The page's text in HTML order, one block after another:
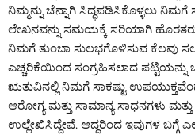
ನಿಮ್ಮನ್ನು ಚೆನ್ನಾಗಿ ಸಿದ್ಧಪಡಿಸಿಕೊಳ್ಳಲು ನಿಮಗೆ
ಲೇಖನವನ್ನು ಸಮಯಕ್ಕೆ ಸರಿಯಾಗಿ
ನಿಮಗೆ ತುಂಬಾ ಸುಲಭಗೊಳಿಸುವ ಕೆಲವು
ಎಚ್ಚರಿಕೆಯಿಂದ ಸಂಗ್ರಹಿಸಲಾದ
ಋತುವಿನಲ್ಲಿ ನಿಮಗೆ ಸಾಕಷ್ಟು
ಆರೋಗ್ಯ ಮತ್ತು ಸಾಮಾನ್ಯ ಸಾಧನಗಳು
ಉಲ್ಲೇಖಿಸಿದ್ದೇವೆ. ಆದ್ದರಿಂದ ಇವುಗಳ ಬಗ್ಗೆ